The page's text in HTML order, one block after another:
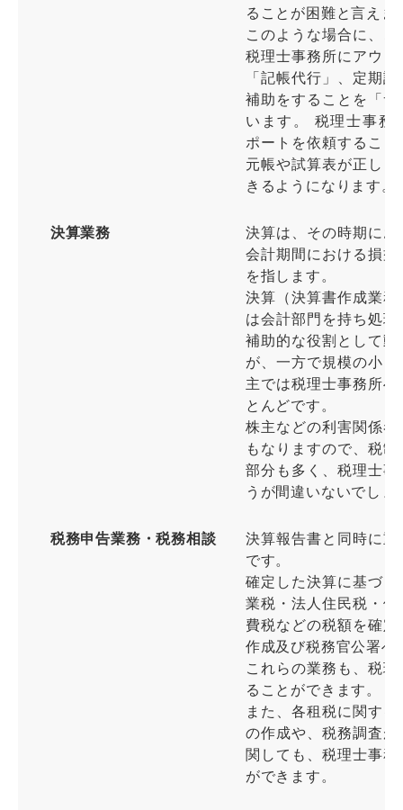
ることが困難と言えま
このような場合に、
税理士事務所にアウ
「記帳代行」、定期
補助をすることを「
います。 税理士事務
ポートを依頼するこ
元帳や試算表が正し
きるようになります。
決算業務
決算は、その時期に
会計期間における損
を指します。
決算（決算書作成業
は会計部門を持ち処
補助的な役割として
が、一方で規模の小
主では税理士事務所
とんどです。
株主などの利害関係
もなりますので、税
部分も多く、税理士
うが間違いないでしょ
税務申告業務・税務相談
決算報告書と同時に
です。
確定した決算に基づ
業税・法人住民税・
費税などの税額を確
作成及び税務官公署へ
これらの業務も、税
ることができます。
また、各租税に関す
の作成や、税務調査
関しても、税理士事
ができます。